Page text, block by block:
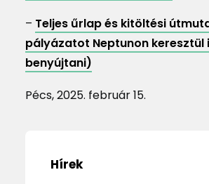
– Teljes űrlap és kitöltési
pályázatot Neptunon keresztül
benyújtani)
Pécs, 2025. február 15.
Hírek